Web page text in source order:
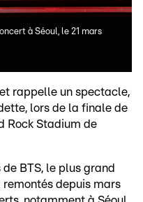
à Séoul, le 21 mars
rappelle un spectacle,
lors de la finale de
Rock Stadium de
BTS, le plus grand
remontés depuis mars